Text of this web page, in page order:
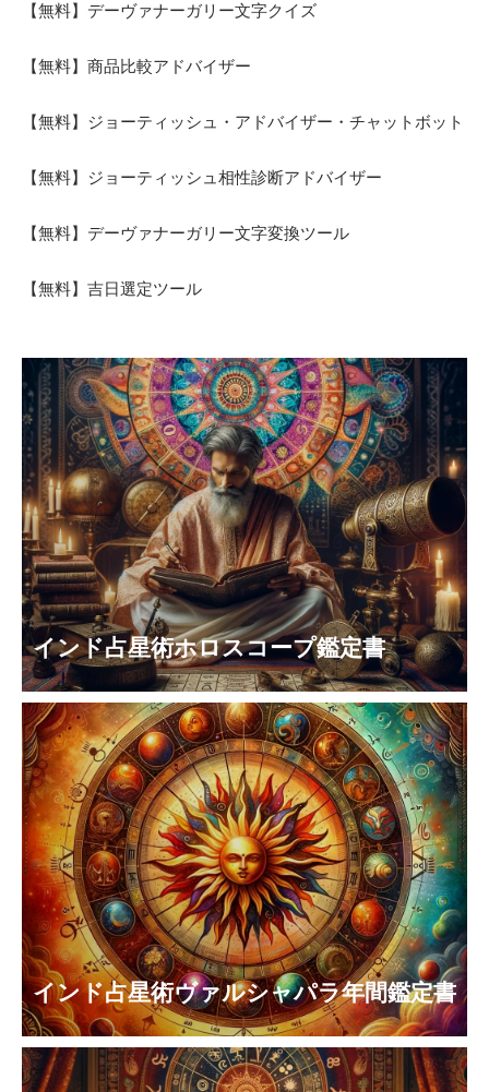
【無料】デーヴァナーガリー文字クイズ
【無料】商品比較アドバイザー
【無料】ジョーティッシュ・アドバイザー・チャットボット
【無料】ジョーティッシュ相性診断アドバイザー
【無料】デーヴァナーガリー文字変換ツール
【無料】吉日選定ツール
インド占星術ホロスコープ鑑定書
インド占星術ヴァルシャパラ年間鑑定書